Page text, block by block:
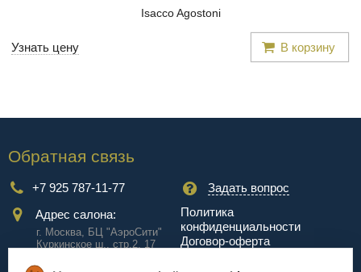
Isacco Agostoni
Узнать цену В корзину
Обратная связь
+7 925 787-11-77
Задать вопрос
Адрес салона:
г. Москва, БЦ "АэроCити"
Куркинское ш., стр.2, 17
Политика
конфиденциальности
Договор-оферта